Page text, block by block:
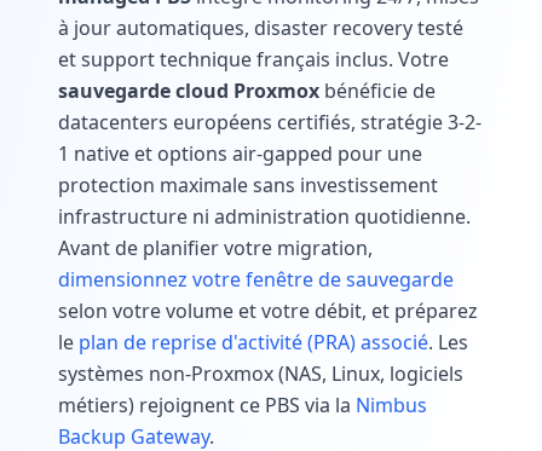
à jour automatiques, disaster recovery testé
et support technique français inclus. Votre
sauvegarde cloud Proxmox bénéficie de
datacenters européens certifiés, stratégie 3-2-
1 native et options air-gapped pour une
protection maximale sans investissement
infrastructure ni administration quotidienne.
Avant de planifier votre migration,
dimensionnez votre fenêtre de sauvegarde
selon votre volume et votre débit, et préparez
le plan de reprise d'activité (PRA) associé. Les
systèmes non-Proxmox (NAS, Linux, logiciels
métiers) rejoignent ce PBS via la Nimbus
Backup Gateway.